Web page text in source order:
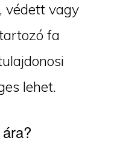
védett vagy
fa
lehet.